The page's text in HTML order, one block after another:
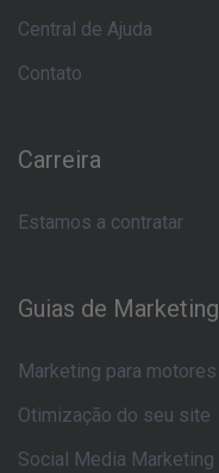
Central de Ajuda
Contato
Carreira
Estamos a contratar
Guias de
Marketing para
Otimização do seu site
Social Media Marketing